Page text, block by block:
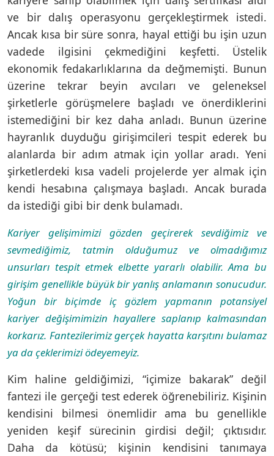
ve bir dalış operasyonu gerçekleştirmek istedi.
Ancak kısa bir süre sonra, hayal ettiği bu işin uzun
vadede ilgisini çekmediğini keşfetti. Üstelik
ekonomik fedakarlıklarına da değmemişti. Bunun
üzerine tekrar beyin avcıları ve geleneksel
şirketlerle görüşmelere başladı ve önerdiklerini
istemediğini bir kez daha anladı. Bunun üzerine
hayranlık duyduğu girişimcileri tespit ederek bu
alanlarda bir adım atmak için yollar aradı. Yeni
şirketlerdeki kısa vadeli projelerde yer almak için
kendi hesabına çalışmaya başladı. Ancak burada
da istediği gibi bir denk bulamadı.
Kariyer gelişimimizi gözden geçirerek sevdiğimiz ve
sevmediğimiz, tatmin olduğumuz ve olmadığımız
unsurları tespit etmek elbette yararlı olabilir. Ama bu
girişim genellikle büyük bir yanlış anlamanın sonucudur.
Yoğun bir biçimde iç gözlem yapmanın potansiyel
kariyer değişimimizin hayallere saplanıp kalmasından
korkarız. Fantezilerimiz gerçek hayatta karşıtını bulamaz
ya da çeklerimizi ödeyemeyiz.
Kim haline geldiğimizi, “içimize bakarak” değil
fantezi ile gerçeği test ederek öğrenebiliriz. Kişinin
kendisini bilmesi önemlidir ama bu genellikle
yeniden keşif sürecinin girdisi değil; çıktısıdır.
Daha da kötüsü; kişinin kendisini tanımaya